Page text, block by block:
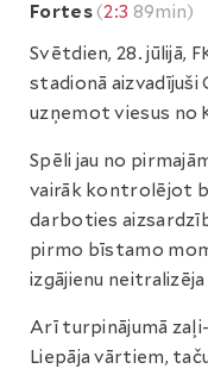
Fortes(2:3 89min)
Svētdien, 28. jūlijā,
stadionā
uzņemot viesus no
Spēli jau no
vairāk kontrolējot
darboties
pirmo bīstamo
izgājienu
Arī turpinājumā
Liepāja vārtiem,